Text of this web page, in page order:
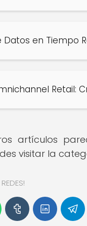
Datos en Tiempo
Retail:
artículos
visitar la